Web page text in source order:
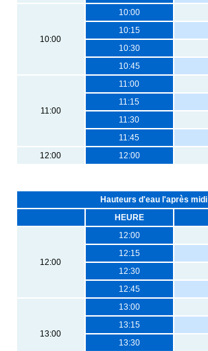
10:00
10:00
10:15
10:30
10:45
11:00
11:00
11:15
11:30
11:45
12:00
12:00
Hauteurs d'eau l'après midi
HEURE
12:00
12:00
12:15
12:30
12:45
13:00
13:00
13:15
13:30